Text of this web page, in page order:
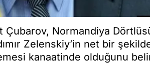
Çubarov, Normandiya
Zelenskiy’in net bir
kanaatinde olduğunu